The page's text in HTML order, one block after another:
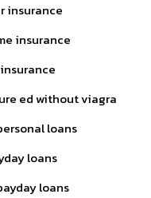
insurance
insurance
ed without viagra
loans
loans
loans